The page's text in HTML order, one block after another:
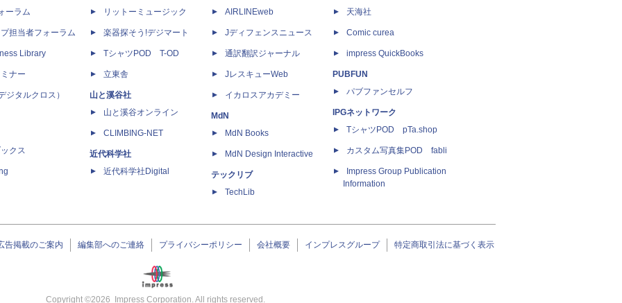
ーラム
担当者フォーラム
Library
ナー
ジタルクロス）
クス
リットーミュージック
楽器探そう!デジマート
TシャツPOD T-OD
立東舎
山と溪谷社
山と溪谷オンライン
CLIMBING-NET
近代科学社
近代科学社Digital
AIRLINEweb
Jディフェンスニュース
通訳翻訳ジャーナル
JレスキューWeb
イカロスアカデミー
MdN
MdN Books
MdN Design Interactive
テックリブ
TechLib
天海社
Comic curea
impress QuickBooks
PUBFUN
パブファンセルフ
IPGネットワーク
TシャツPOD pTa.shop
カスタム写真集POD fabli
Impress Group Publication
Information
告掲載のご案内 編集部へのご連絡 プライバシーポリシー 会社概要 インプレスグループ 特定商取引法に基づく表示
Copyright ©2026 Impress Corporation. All rights reserved.